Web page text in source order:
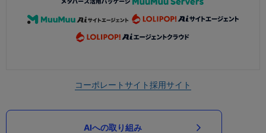
コーポレートサイト採用サイト
AIへの取り組み